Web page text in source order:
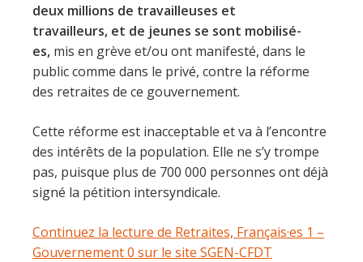
deux millions de travailleuses et
travailleurs, et de jeunes se sont mobilisé-
es, mis en grève et/ou ont manifesté, dans le
public comme dans le privé, contre la réforme
des retraites de ce gouvernement.
Cette réforme est inacceptable et va à l’encontre
des intérêts de la population. Elle ne s’y trompe
pas, puisque plus de 700 000 personnes ont déjà
signé la pétition intersyndicale.
Continuez la lecture de Retraites, Français·es 1 –
Gouvernement 0 sur le site SGEN-CFDT